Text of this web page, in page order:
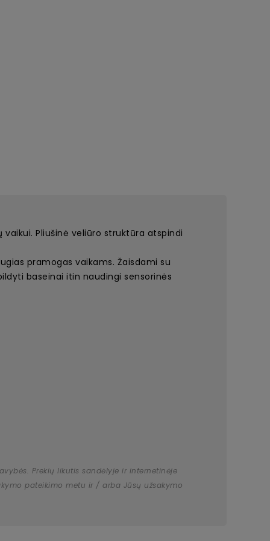
Pliušinė veliūro struktūra atspindi
pramogas vaikams. Žaisdami su
baseinai itin naudingi sensorinės
Prekių likutis sandėlyje ir internetinėje
pateikimo metu ir / arba Jūsų užsakymo